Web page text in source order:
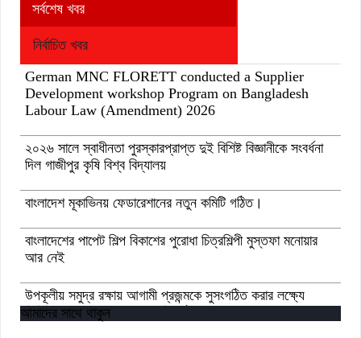
সর্বশেষ খবর
নির্বাচিত খবর
German MNC FLORETT conducted a Supplier
Development workshop Program on Bangladesh
Labour Law (Amendment) 2026
২০২৬ সালে স্বাধীনতা পুরস্কারপ্রাপ্ত দুই বিশিষ্ট বিজ্ঞানীকে সংবর্ধনা
দিল গাজীপুর কৃষি বিশ্ব বিদ্যালয়
বাংলাদেশ মূকাভিনয় ফেডারেশানের নতুন কমিটি গঠিত।
বাংলাদেশের পাপেট শিল্প বিকাশের পুরোধা চিত্রশিল্পী মুস্তফা মনোয়ার
আর নেই
উপকূলীয় সমুদ্র রক্ষায় আগামী প্রজন্মকে সুসংগঠিত করার লক্ষ্যে
ডিজিটাল ‘ইউথ ফর ওশান’ প্ল্যাটফর্ম’-এর সুচনা
আমাদের সাথে থাকুন